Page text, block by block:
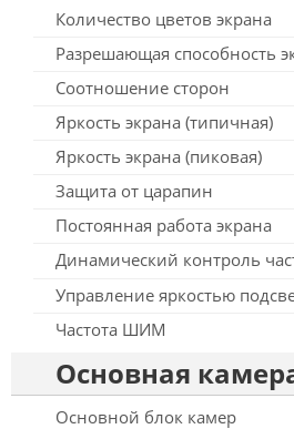
Количество цветов экрана
Разрешающая способность
Соотношение сторон
Яркость экрана (типичная)
Яркость экрана (пиковая)
Защита от царапин
Постоянная работа экрана
Динамический контроль
Управление яркостью
Частота ШИМ
Основная
Основной блок камер